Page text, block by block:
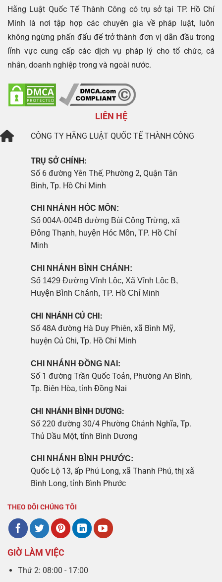
Hãng Luật Quốc Tế Thành Công có trụ sở tại TP. Hồ Chí
Minh là nơi tập hợp các chuyên gia về pháp luật, luôn
không ngừng phấn đấu để trở thành đơn vị dẫn đầu trong
lĩnh vực cung cấp các dịch vụ pháp lý cho tổ chức, cá
nhân, doanh nghiệp trong và ngoài nước.
LIÊN HỆ
CÔNG TY HÃNG LUẬT QUỐC TẾ THÀNH CÔNG
TRỤ SỞ CHÍNH:
Số 6 đường Yên Thế, Phường 2, Quận Tân
Bình, Tp. Hồ Chí Minh
CHI NHÁNH HÓC MÔN:
Số 004A-004B đường Bùi Công Trừng, xã
Đông Thạnh, huyện Hóc Môn, TP. Hồ Chí
Minh
CHI NHÁNH BÌNH CHÁNH:
Số 1429 Đường Vĩnh Lộc, Xã Vĩnh Lộc B,
Huyện Bình Chánh, TP. Hồ Chí Minh
CHI NHÁNH CỦ CHI:
Số 48A đường Hà Duy Phiên, xã Bình Mỹ,
huyện Củ Chi, Tp. Hồ Chí Minh
CHI NHÁNH ĐỒNG NAI:
Số 1 đường Trần Quốc Toản, Phường An Bình,
Tp. Biên Hòa, tỉnh Đồng Nai
CHI NHÁNH BÌNH DƯƠNG:
Số 220 đường 30/4 Phường Chánh Nghĩa, Tp.
Thủ Dầu Một, tỉnh Bình Dương
CHI NHÁNH BÌNH PHƯỚC:
Quốc Lộ 13, ấp Phú Long, xã Thanh Phú, thị xã
Bình Long, tỉnh Bình Phước
THEO DÕI CHÚNG TÔI
GIỜ LÀM VIỆC
Thứ 2: 08:00 - 17:00